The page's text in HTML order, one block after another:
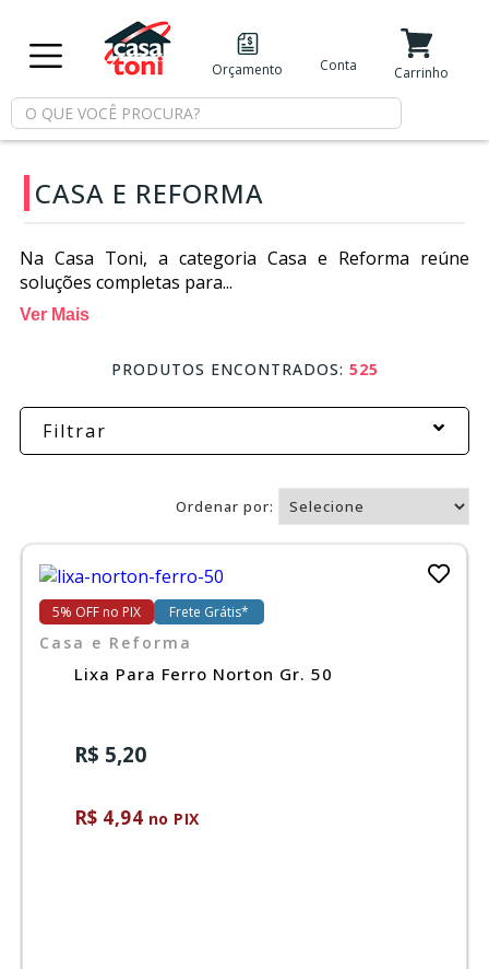
Minha Conta
Meus Favoritos
Departamentos
Tintas
Casa
Reforma
Ferramentas
Marcas
Orçamento Conta Carrinho
CASA E REFORMA
Na Casa Toni, a categoria Casa e Reforma reúne
soluções completas para...
Ver Mais
PRODUTOS ENCONTRADOS: 525
Filtrar
Ordenar por:
5% OFF no PIX Frete Grátis*
Casa e Reforma
Lixa Para Ferro Norton Gr. 50
R$ 5,20
R$ 4,94 no PIX